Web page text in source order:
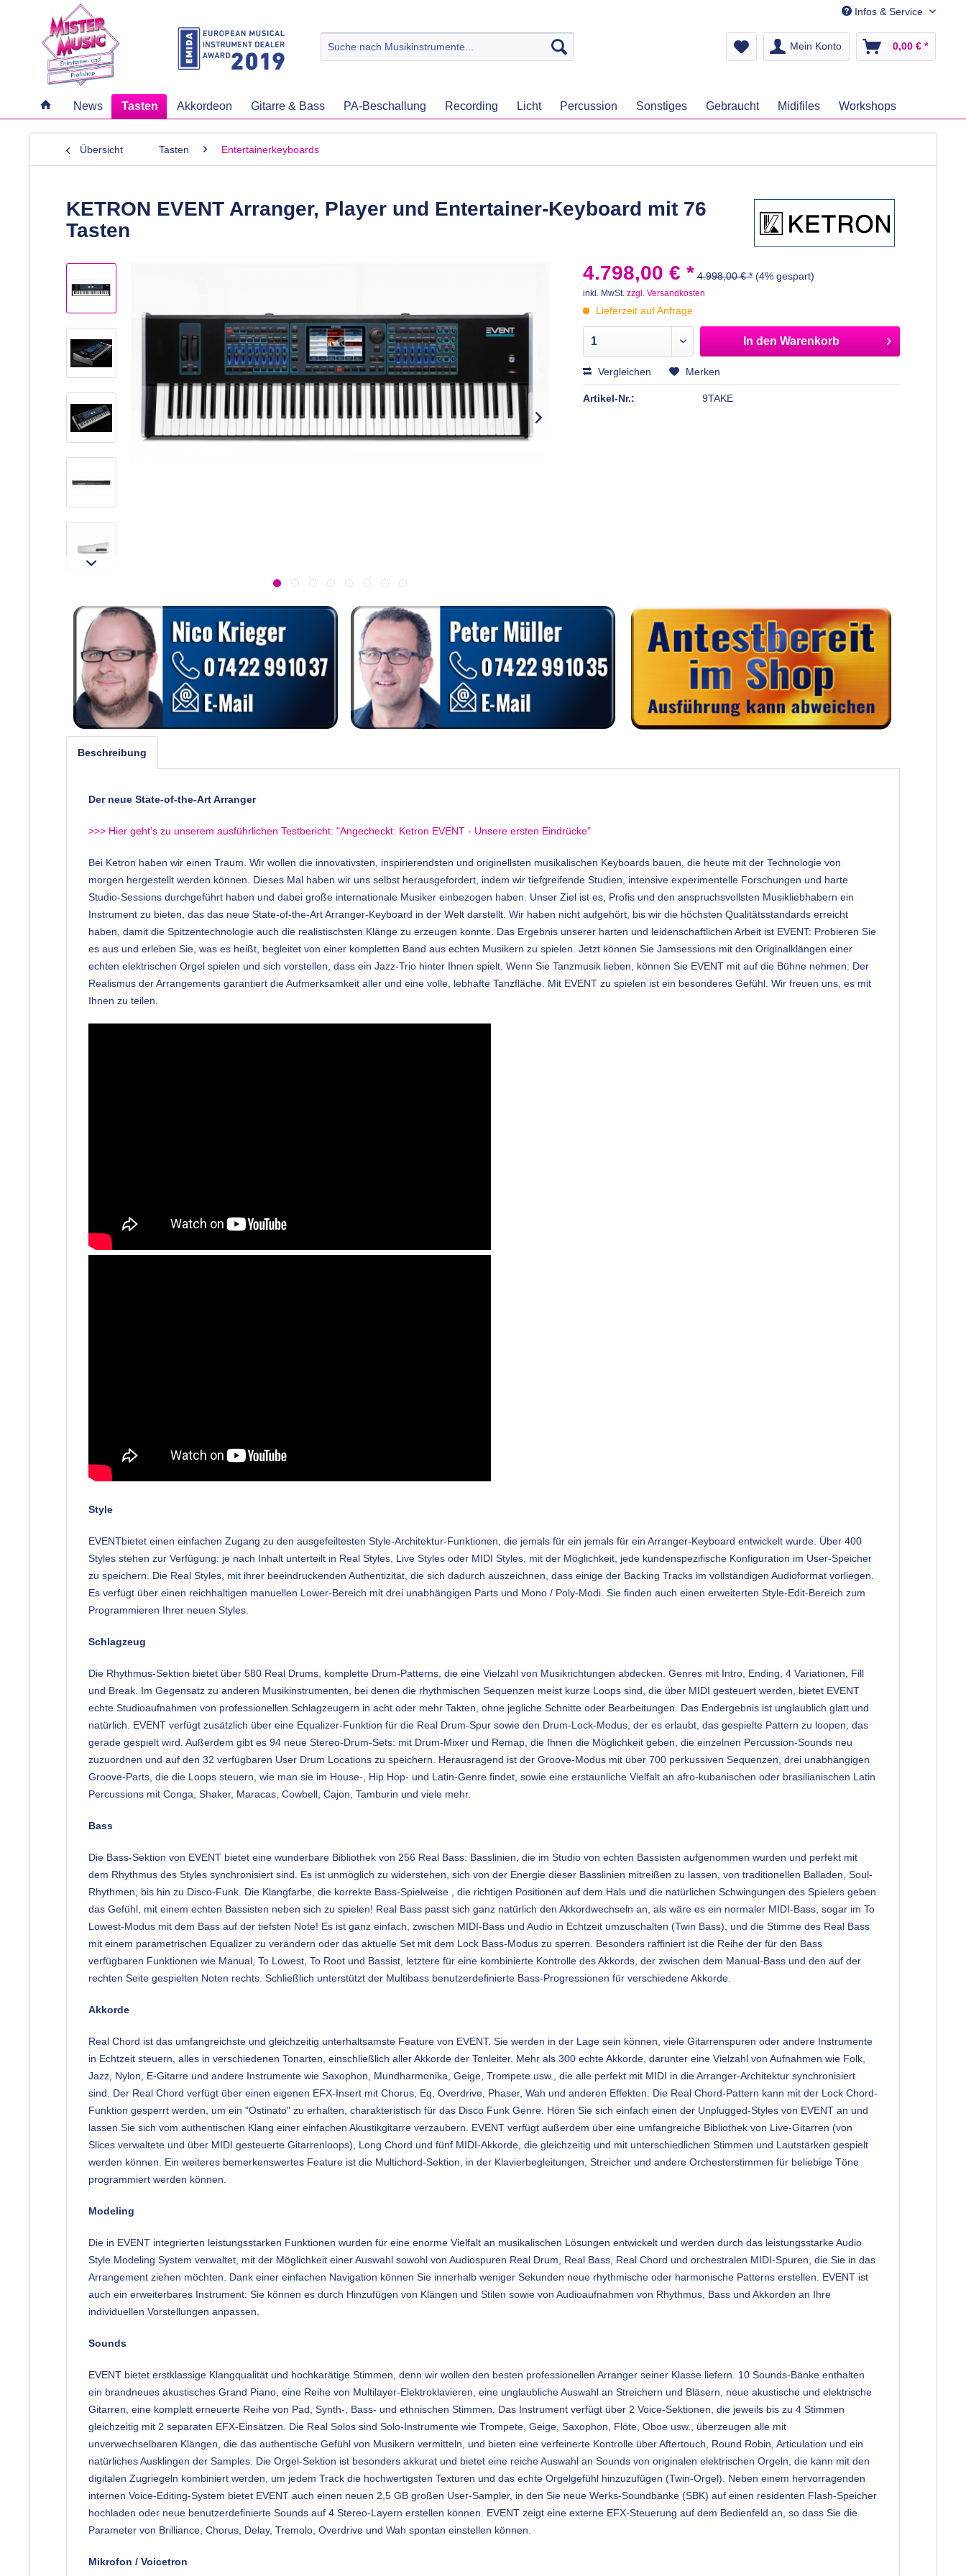
Infos & Service
Mein Konto 0,00 € *
News Tasten Akkordeon Gitarre & Bass PA-Beschallung Recording Licht Percussion Sonstiges Gebraucht Midifiles Workshops
Übersicht Tasten Entertainerkeyboards
KETRON EVENT Arranger, Player und Entertainer-Keyboard mit 76
Tasten
4.798,00 € * 4.998,00 € * (4% gespart)
inkl. MwSt.zzgl. Versandkosten
Lieferzeit auf Anfrage
In den Warenkorb
Vergleichen Merken
Artikel-Nr.: 9TAKE
Beschreibung
Der neue State-of-the-Art Arranger
>>> Hier geht's zu unserem ausführlichen Testbericht: "Angecheckt: Ketron EVENT - Unsere ersten Eindrücke"
Bei Ketron haben wir einen Traum. Wir wollen die innovativsten, inspirierendsten und originellsten musikalischen Keyboards bauen, die heute mit der Technologie von
morgen hergestellt werden können. Dieses Mal haben wir uns selbst herausgefordert, indem wir tiefgreifende Studien, intensive experimentelle Forschungen und harte
Studio-Sessions durchgeführt haben und dabei große internationale Musiker einbezogen haben. Unser Ziel ist es, Profis und den anspruchsvollsten Musikliebhabern ein
Instrument zu bieten, das das neue State-of-the-Art Arranger-Keyboard in der Welt darstellt. Wir haben nicht aufgehört, bis wir die höchsten Qualitätsstandards erreicht
haben, damit die Spitzentechnologie auch die realistischsten Klänge zu erzeugen konnte. Das Ergebnis unserer harten und leidenschaftlichen Arbeit ist EVENT: Probieren Sie
es aus und erleben Sie, was es heißt, begleitet von einer kompletten Band aus echten Musikern zu spielen. Jetzt können Sie Jamsessions mit den Originalklängen einer
echten elektrischen Orgel spielen und sich vorstellen, dass ein Jazz-Trio hinter Ihnen spielt. Wenn Sie Tanzmusik lieben, können Sie EVENT mit auf die Bühne nehmen: Der
Realismus der Arrangements garantiert die Aufmerksamkeit aller und eine volle, lebhafte Tanzfläche. Mit EVENT zu spielen ist ein besonderes Gefühl. Wir freuen uns, es mit
Ihnen zu teilen.
Style
EVENTbietet einen einfachen Zugang zu den ausgefeiltesten Style-Architektur-Funktionen, die jemals für ein jemals für ein Arranger-Keyboard entwickelt wurde. Über 400
Styles stehen zur Verfügung: je nach Inhalt unterteilt in Real Styles, Live Styles oder MIDI Styles, mit der Möglichkeit, jede kundenspezifische Konfiguration im User-Speicher
zu speichern. Die Real Styles, mit ihrer beeindruckenden Authentizität, die sich dadurch auszeichnen, dass einige der Backing Tracks im vollständigen Audioformat vorliegen.
Es verfügt über einen reichhaltigen manuellen Lower-Bereich mit drei unabhängigen Parts und Mono / Poly-Modi. Sie finden auch einen erweiterten Style-Edit-Bereich zum
Programmieren Ihrer neuen Styles.
Schlagzeug
Die Rhythmus-Sektion bietet über 580 Real Drums, komplette Drum-Patterns, die eine Vielzahl von Musikrichtungen abdecken. Genres mit Intro, Ending, 4 Variationen, Fill
und Break. Im Gegensatz zu anderen Musikinstrumenten, bei denen die rhythmischen Sequenzen meist kurze Loops sind, die über MIDI gesteuert werden, bietet EVENT
echte Studioaufnahmen von professionellen Schlagzeugern in acht oder mehr Takten, ohne jegliche Schnitte oder Bearbeitungen. Das Endergebnis ist unglaublich glatt und
natürlich. EVENT verfügt zusätzlich über eine Equalizer-Funktion für die Real Drum-Spur sowie den Drum-Lock-Modus, der es erlaubt, das gespielte Pattern zu loopen, das
gerade gespielt wird. Außerdem gibt es 94 neue Stereo-Drum-Sets: mit Drum-Mixer und Remap, die Ihnen die Möglichkeit geben, die einzelnen Percussion-Sounds neu
zuzuordnen und auf den 32 verfügbaren User Drum Locations zu speichern. Herausragend ist der Groove-Modus mit über 700 perkussiven Sequenzen, drei unabhängigen
Groove-Parts, die die Loops steuern, wie man sie im House-, Hip Hop- und Latin-Genre findet, sowie eine erstaunliche Vielfalt an afro-kubanischen oder brasilianischen Latin
Percussions mit Conga, Shaker, Maracas, Cowbell, Cajon, Tamburin und viele mehr.
Bass
Die Bass-Sektion von EVENT bietet eine wunderbare Bibliothek von 256 Real Bass: Basslinien, die im Studio von echten Bassisten aufgenommen wurden und perfekt mit
dem Rhythmus des Styles synchronisiert sind. Es ist unmöglich zu widerstehen, sich von der Energie dieser Basslinien mitreißen zu lassen, von traditionellen Balladen, Soul-
Rhythmen, bis hin zu Disco-Funk. Die Klangfarbe, die korrekte Bass-Spielweise , die richtigen Positionen auf dem Hals und die natürlichen Schwingungen des Spielers geben
das Gefühl, mit einem echten Bassisten neben sich zu spielen! Real Bass passt sich ganz natürlich den Akkordwechseln an, als wäre es ein normaler MIDI-Bass, sogar im To
Lowest-Modus mit dem Bass auf der tiefsten Note! Es ist ganz einfach, zwischen MIDI-Bass und Audio in Echtzeit umzuschalten (Twin Bass), und die Stimme des Real Bass
mit einem parametrischen Equalizer zu verändern oder das aktuelle Set mit dem Lock Bass-Modus zu sperren. Besonders raffiniert ist die Reihe der für den Bass
verfügbaren Funktionen wie Manual, To Lowest, To Root und Bassist, letztere für eine kombinierte Kontrolle des Akkords, der zwischen dem Manual-Bass und den auf der
rechten Seite gespielten Noten rechts. Schließlich unterstützt der Multibass benutzerdefinierte Bass-Progressionen für verschiedene Akkorde.
Akkorde
Real Chord ist das umfangreichste und gleichzeitig unterhaltsamste Feature von EVENT. Sie werden in der Lage sein können, viele Gitarrenspuren oder andere Instrumente
in Echtzeit steuern, alles in verschiedenen Tonarten, einschließlich aller Akkorde der Tonleiter. Mehr als 300 echte Akkorde, darunter eine Vielzahl von Aufnahmen wie Folk,
Jazz, Nylon, E-Gitarre und andere Instrumente wie Saxophon, Mundharmonika, Geige, Trompete usw., die alle perfekt mit MIDI in die Arranger-Architektur synchronisiert
sind. Der Real Chord verfügt über einen eigenen EFX-Insert mit Chorus, Eq, Overdrive, Phaser, Wah und anderen Effekten. Die Real Chord-Pattern kann mit der Lock Chord-
Funktion gesperrt werden, um ein "Ostinato" zu erhalten, charakteristisch für das Disco Funk Genre. Hören Sie sich einfach einen der Unplugged-Styles von EVENT an und
lassen Sie sich vom authentischen Klang einer einfachen Akustikgitarre verzaubern. EVENT verfügt außerdem über eine umfangreiche Bibliothek von Live-Gitarren (von
Slices verwaltete und über MIDI gesteuerte Gitarrenloops), Long Chord und fünf MIDI-Akkorde, die gleichzeitig und mit unterschiedlichen Stimmen und Lautstärken gespielt
werden können. Ein weiteres bemerkenswertes Feature ist die Multichord-Sektion, in der Klavierbegleitungen, Streicher und andere Orchesterstimmen für beliebige Töne
programmiert werden können.
Modeling
Die in EVENT integrierten leistungsstarken Funktionen wurden für eine enorme Vielfalt an musikalischen Lösungen entwickelt und werden durch das leistungsstarke Audio
Style Modeling System verwaltet, mit der Möglichkeit einer Auswahl sowohl von Audiospuren Real Drum, Real Bass, Real Chord und orchestralen MIDI-Spuren, die Sie in das
Arrangement ziehen möchten. Dank einer einfachen Navigation können Sie innerhalb weniger Sekunden neue rhythmische oder harmonische Patterns erstellen. EVENT ist
auch ein erweiterbares Instrument: Sie können es durch Hinzufügen von Klängen und Stilen sowie von Audioaufnahmen von Rhythmus, Bass und Akkorden an Ihre
individuellen Vorstellungen anpassen.
Sounds
EVENT bietet erstklassige Klangqualität und hochkarätige Stimmen, denn wir wollen den besten professionellen Arranger seiner Klasse liefern. 10 Sounds-Bänke enthalten
ein brandneues akustisches Grand Piano, eine Reihe von Multilayer-Elektroklavieren, eine unglaubliche Auswahl an Streichern und Bläsern, neue akustische und elektrische
Gitarren, eine komplett erneuerte Reihe von Pad, Synth-, Bass- und ethnischen Stimmen. Das Instrument verfügt über 2 Voice-Sektionen, die jeweils bis zu 4 Stimmen
gleichzeitig mit 2 separaten EFX-Einsätzen. Die Real Solos sind Solo-Instrumente wie Trompete, Geige, Saxophon, Flöte, Oboe usw., überzeugen alle mit
unverwechselbaren Klängen, die das authentische Gefühl von Musikern vermitteln, und bieten eine verfeinerte Kontrolle über Aftertouch, Round Robin, Articulation und ein
natürliches Ausklingen der Samples. Die Orgel-Sektion ist besonders akkurat und bietet eine reiche Auswahl an Sounds von originalen elektrischen Orgeln, die kann mit den
digitalen Zugriegeln kombiniert werden, um jedem Track die hochwertigsten Texturen und das echte Orgelgefühl hinzuzufügen (Twin-Orgel). Neben einem hervorragenden
internen Voice-Editing-System bietet EVENT auch einen neuen 2,5 GB großen User-Sampler, in den Sie neue Werks-Soundbänke (SBK) auf einen residenten Flash-Speicher
hochladen oder neue benutzerdefinierte Sounds auf 4 Stereo-Layern erstellen können. EVENT zeigt eine externe EFX-Steuerung auf dem Bedienfeld an, so dass Sie die
Parameter von Brilliance, Chorus, Delay, Tremolo, Overdrive und Wah spontan einstellen können.
Mikrofon / Voicetron